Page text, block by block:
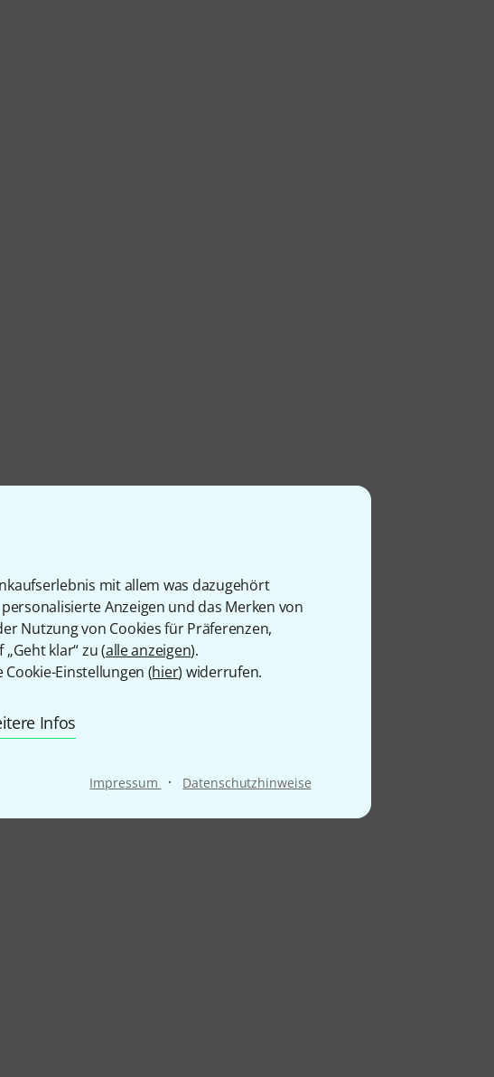
mit allem was dazugehört
Anzeigen und das Merken von
Nutzung von Cookies für Präferenzen,
klar“ zu (alle anzeigen).
Einstellungen (hier) widerrufen.
Infos
Impressum · Datenschutzhinweise